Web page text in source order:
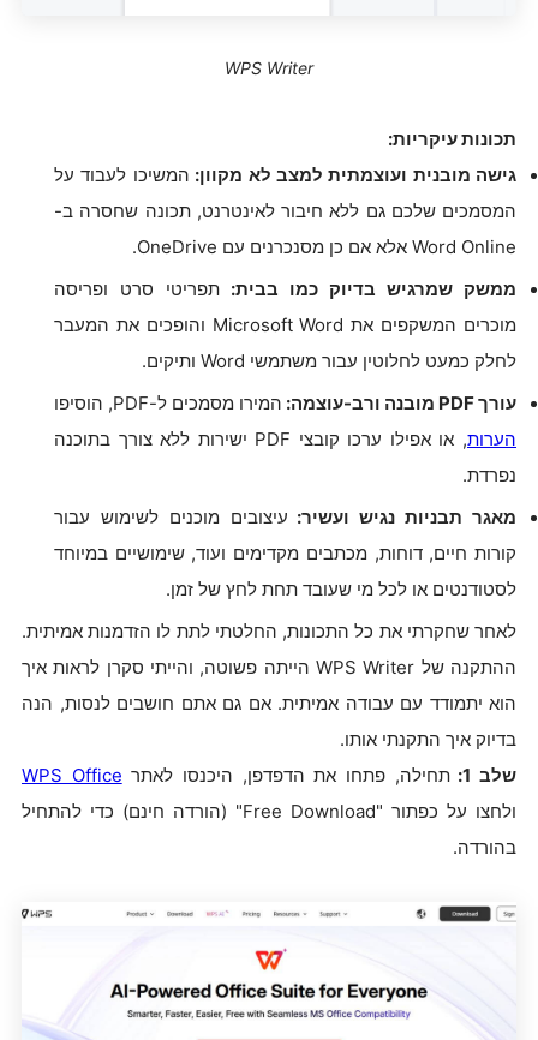
WPS Writer
תכונות עיקריות:
גישה מובנית ועוצמתית למצב לא מקוון: המשיכו לעבוד על
המסמכים שלכם גם ללא חיבור לאינטרנט, תכונה שחסרה ב-
Word Online אלא אם כן מסנכרנים עם OneDrive.
ממשק שמרגיש בדיוק כמו בבית: תפריטי סרט ופריסה
מוכרים המשקפים את Microsoft Word והופכים את המעבר
לחלק כמעט לחלוטין עבור משתמשי Word ותיקים.
עורך PDF מובנה ורב-עוצמה:
המירו מסמכים ל-PDF, הוסיפו
הערות
, או אפילו ערכו קובצי PDF ישירות ללא צורך בתוכנה
נפרדת.
מאגר תבניות נגיש ועשיר: עיצובים מוכנים לשימוש עבור
קורות חיים, דוחות, מכתבים מקדימים ועוד, שימושיים במיוחד
לסטודנטים או לכל מי שעובד תחת לחץ של זמן.
לאחר שחקרתי את כל התכונות, החלטתי לתת לו הזדמנות אמיתית.
ההתקנה של WPS Writer הייתה פשוטה, והייתי סקרן לראות איך
הוא יתמודד עם עבודה אמיתית. אם גם אתם חושבים לנסות, הנה
בדיוק איך התקנתי אותו.
שלב 1:
תחילה, פתחו את הדפדפן, היכנסו לאתר WPS Office
ולחצו על כפתור "Free Download" (הורדה חינם) כדי להתחיל
בהורדה.